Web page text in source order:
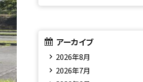
アーカイブ
2026年8月
2026年7月